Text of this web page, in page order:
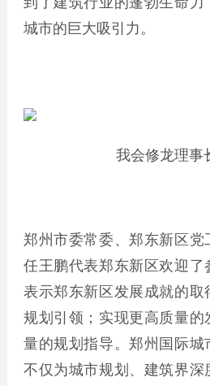
城市的巨大吸引力。
我会修龙理事
郑州市委常委、郑东新区党
任王鹏代表郑东新区欢迎
表示郑东新区发展成就的取
规划引领；实现更高质量
量的规划指导。郑州国际城
不仅为城市规划、建筑界深